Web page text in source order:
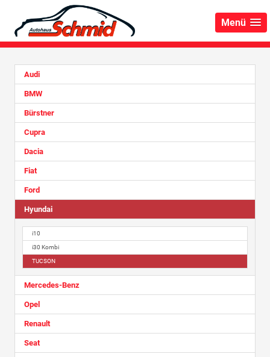
Menü
Audi
BMW
Bürstner
Cupra
Dacia
Fiat
Ford
Hyundai
i10
i30 Kombi
TUCSON
Mercedes-Benz
Opel
Renault
Seat